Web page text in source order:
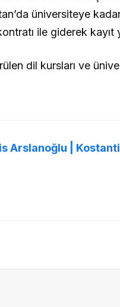
üniversiteye
ile giderek kayıt
dil kursları ve
Arslanoğlu |